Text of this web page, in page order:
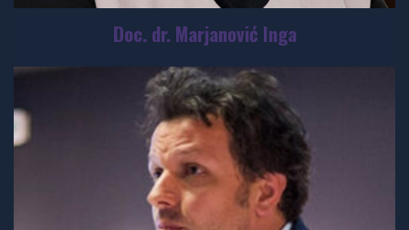
Doc. dr. Marjanović Inga